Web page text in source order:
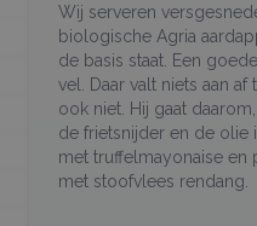
Wij serveren
biologische Agria
de basis staat. Een
vel. Daar valt niets aan
ook niet. Hij gaat
de frietsnijder en de olie
met truffelmayonaise en
met stoofvlees rendang.